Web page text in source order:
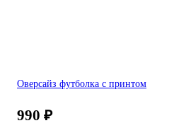
Оверсайз футболка с принтом
990 ₽